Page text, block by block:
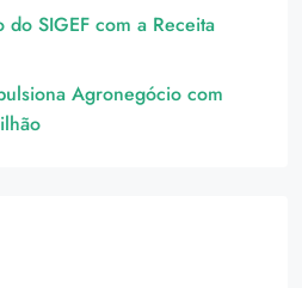
do SIGEF com a Receita
Agronegócio com